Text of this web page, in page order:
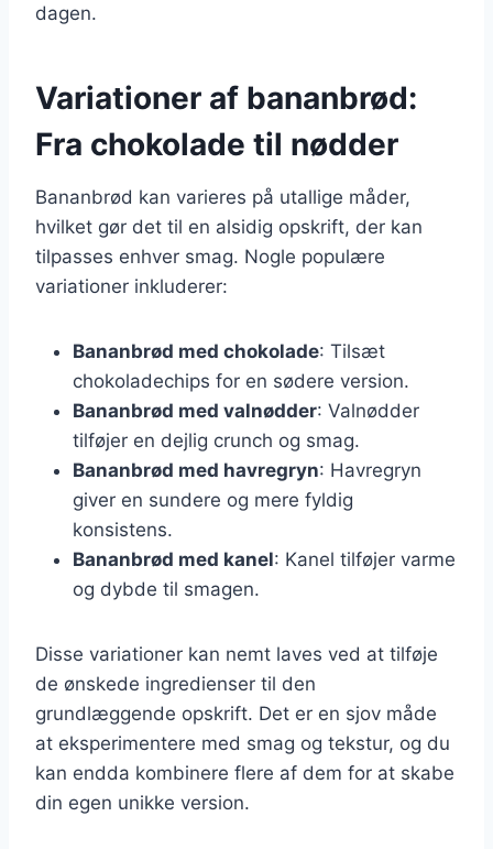
dagen.
Variationer af bananbrød:
Fra chokolade til nødder
Bananbrød kan varieres på utallige måder,
hvilket gør det til en alsidig opskrift, der kan
tilpasses enhver smag. Nogle populære
variationer inkluderer:
Bananbrød med chokolade: Tilsæt
chokoladechips for en sødere version.
Bananbrød med valnødder: Valnødder
tilføjer en dejlig crunch og smag.
Bananbrød med havregryn: Havregryn
giver en sundere og mere fyldig
konsistens.
Bananbrød med kanel: Kanel tilføjer varme
og dybde til smagen.
Disse variationer kan nemt laves ved at tilføje
de ønskede ingredienser til den
grundlæggende opskrift. Det er en sjov måde
at eksperimentere med smag og tekstur, og du
kan endda kombinere flere af dem for at skabe
din egen unikke version.